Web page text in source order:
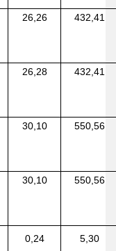
26,26 432,41
26,28 432,41
30,10 550,56
30,10 550,56
0,24 5,30